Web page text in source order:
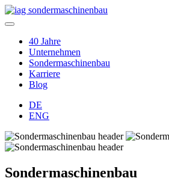
40 Jahre
Unternehmen
Sondermaschinenbau
Karriere
Blog
DE
ENG
Sondermaschinenbau